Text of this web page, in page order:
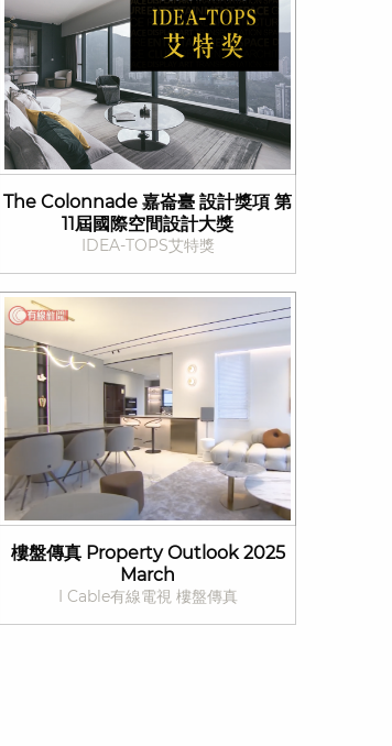
The Colonnade 嘉崙臺 設計獎項 第
11屆國際空間設計大獎
IDEA-TOPS艾特獎
樓盤傳真 Property Outlook 2025
March
I Cable有線電視 樓盤傳真